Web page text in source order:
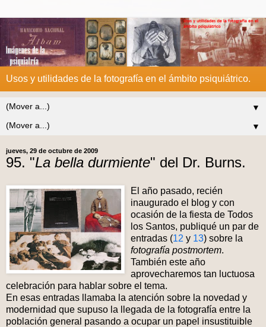
Usos y utilidades de la fotografía en el ámbito psiquiátrico.
▼
▼
jueves, 29 de octubre de 2009
95. "La bella durmiente" del Dr. Burns.
El año pasado, recién
inaugurado el blog y con
ocasión de la fiesta de Todos
los Santos, publiqué un par de
entradas (12 y 13) sobre la
fotografía postmortem.
También este año
aprovecharemos tan luctuosa
celebración para hablar sobre el tema.
En esas entradas llamaba la atención sobre la novedad y
modernidad que supuso la llegada de la fotografía entre la
población general pasando a ocupar un papel insustituible